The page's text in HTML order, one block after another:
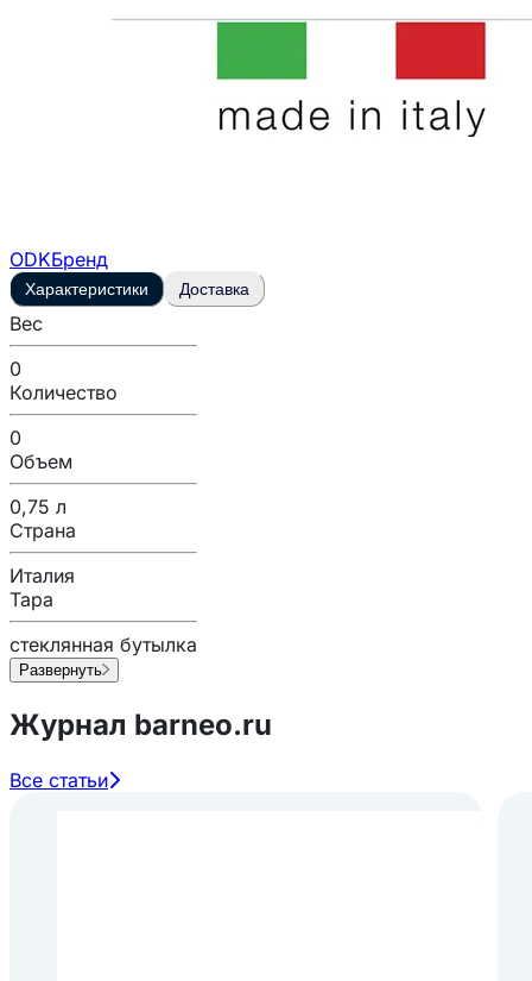
ODKБренд
Характеристики Доставка
Вес
0
Количество
0
Объем
0,75 л
Страна
Италия
Тара
стеклянная бутылка
Развернуть
Журнал barneo.ru
Все статьи